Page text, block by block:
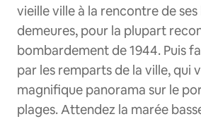
vieille ville à la rencontre de ses
demeures, pour la plupart
bombardement de 1944. Puis
par les remparts de la ville, qui
magnifique panorama sur le
plages. Attendez la marée